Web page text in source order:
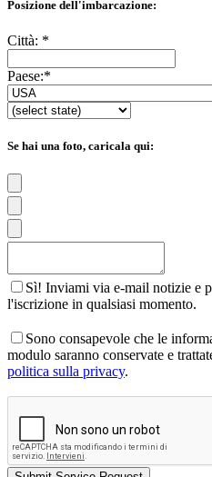
Posizione dell'imbarcazione:
Città: *
Paese:*
Se hai una foto, caricala qui:
Sì! Inviami via e-mail notizie e
l'iscrizione in qualsiasi momento.
Sono consapevole che le
modulo saranno conservate e
politica sulla privacy.